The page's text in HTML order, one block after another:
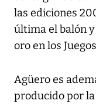
las ediciones
última el balón
oro en los
Agüero es
producido por